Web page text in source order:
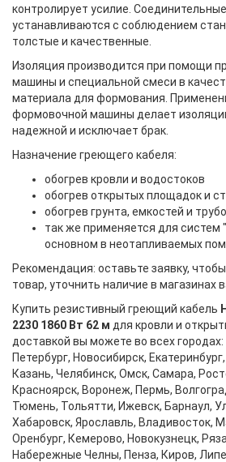
контролирует усилие.
устанавливаются с соблюдением
толстые и качественные.
Изоляция производится при помощи
машины и специальной смеси в
материала для формования.
формовочной машины делает
надежной и исключает брак.
Назначение греющего кабеля:
обогрев кровли и водостоков
обогрев открытых площадок и
обогрев грунта, емкостей и
так же применяется для систем
основном в неотапливаемых
Рекомендация: оставьте заявку,
товар, уточнить наличие в магазинах
Купить резистивный греющий кабель
2230 1860 Вт 62 м для кровли и
доставкой вы можете во всех
Петербург, Новосибирск,
Казань, Челябинск, Омск, Самара,
Красноярск, Воронеж, Пермь,
Тюмень, Тольятти, Ижевск, Барнаул,
Хабаровск, Ярославль, Владивосток,
Оренбург, Кемерово, Новокузнецк,
Набережные Челны, Пенза, Киров,